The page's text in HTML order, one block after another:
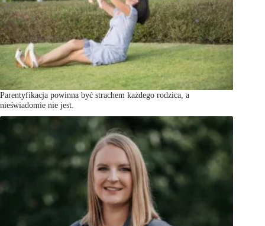
Parentyfikacja powinna być strachem każdego rodzica, a
nieświadomie nie jest.